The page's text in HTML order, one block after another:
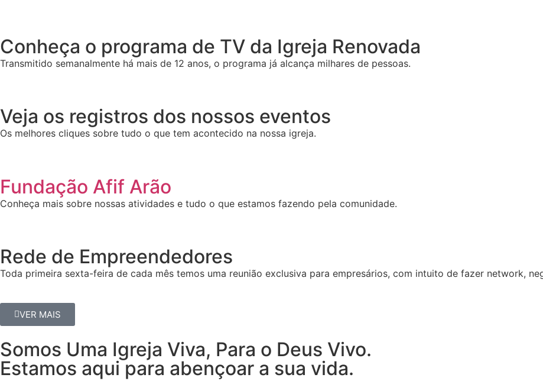
Conheça o programa de TV da Igreja Renovada
Transmitido semanalmente há mais de 12 anos, o programa já alcança milhares de pessoas.
Veja os registros dos nossos eventos
Os melhores cliques sobre tudo o que tem acontecido na nossa igreja.
Fundação Afif Arão
Conheça mais sobre nossas atividades e tudo o que estamos fazendo pela comunidade.
Rede de Empreendedores
Toda primeira sexta-feira de cada mês temos uma reunião exclusiva para empresários, com intuito de fazer network,
VER MAIS
Somos Uma Igreja Viva, Para o Deus Vivo.
Estamos aqui para abençoar a sua vida.